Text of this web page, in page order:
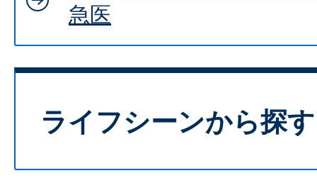
急医
ライフシーンから探す